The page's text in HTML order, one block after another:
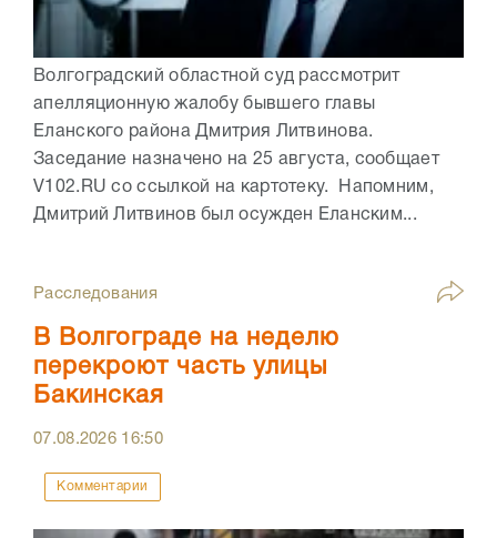
Волгоградский областной суд рассмотрит
апелляционную жалобу бывшего главы
Еланского района Дмитрия Литвинова.
Заседание назначено на 25 августа, сообщает
V102.RU со ссылкой на картотеку. Напомним,
Дмитрий Литвинов был осужден Еланским...
Расследования
В Волгограде на неделю
перекроют часть улицы
Бакинская
07.08.2026 16:50
Комментарии